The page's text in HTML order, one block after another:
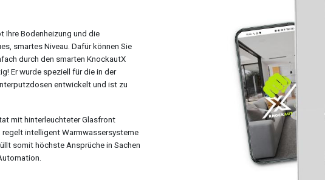
Ihre Bodenheizung und die
smartes Niveau. Dafür können Sie
durch den smarten KnockautX
Er wurde speziell für die in der
entwickelt und ist zu
mit hinterleuchteter Glasfront
intelligent Warmwassersysteme
somit höchste Ansprüche in Sachen